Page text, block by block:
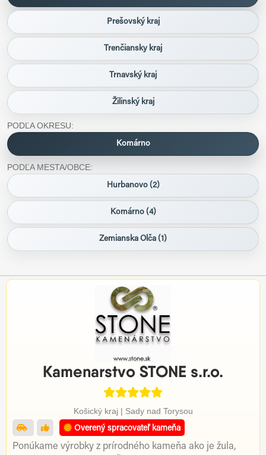
Prešovský kraj
Trenčiansky kraj
Trnavský kraj
Žilinský kraj
PODĽA OKRESU:
Komárno
PODĽA MESTA/OBCE:
Hurbanovo (2)
Komárno (4)
Zemianska Olča (1)
Kamenarstvo STONE s.r.o.
Košický kraj | Sady nad Torysou
Overený spracovateľ kameňa
Ponúkame výrobky z prírodného kameňa ako je žula,